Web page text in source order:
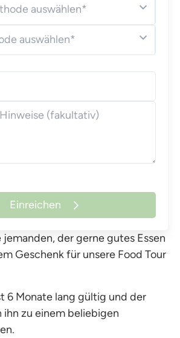
jemanden, der gerne gutes Essen
Geschenk für unsere Food Tour
6 Monate lang gültig und der
ihn zu einem beliebigen
auswählen*
auswählen*
(fakultativ)
Einreichen